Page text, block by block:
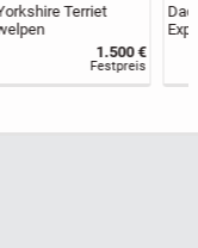
Dacia Jogger TCe 110
Expression +
Anhängerkupplung+W
interreifen u.
Alufelgen
17.900 €
Festpreis